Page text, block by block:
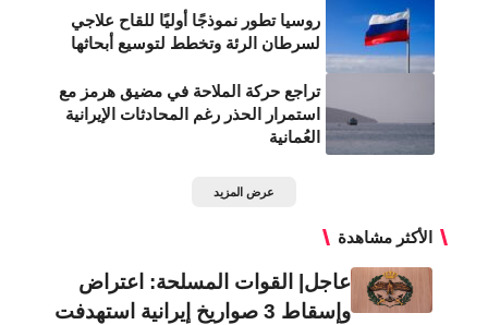
روسيا تطور نموذجًا أوليًا للقاح علاجي
لسرطان الرئة وتخطط لتوسيع أبحاثها
تراجع حركة الملاحة في مضيق هرمز مع
استمرار الحذر رغم المحادثات الإيرانية
العُمانية
عرض المزيد
الأكثر مشاهدة
عاجل| القوات المسلحة: اعتراض
وإسقاط 3 صواريخ إيرانية استهدفت